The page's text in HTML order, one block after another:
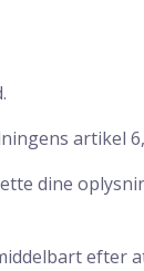
artikel
dine
efter